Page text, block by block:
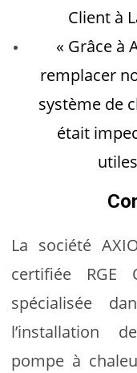
Client à
« Grâce à
remplacer
système de
était
La société
certifiée RGE
spécialisée
l’installation
pompe à